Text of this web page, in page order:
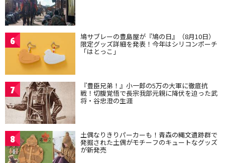
6 鳩サブレーの豊島屋が『鳩の日』（8月10日）
限定グッズ詳細を発表！今年はシリコンポーチ
「はとっこ」
7 『豊臣兄弟！』小一郎の5万の大軍に徹底抗
戦！切腹覚悟で長宗我部元親に降伏を迫った武
将・谷忠澄の生涯
8 土偶なりきりパーカーも！青森の縄文遺跡群で
発掘された土偶がモチーフのキュートなグッズ
が新発売